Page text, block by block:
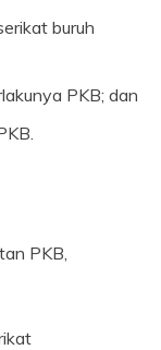
buruh
PKB; dan
PKB,